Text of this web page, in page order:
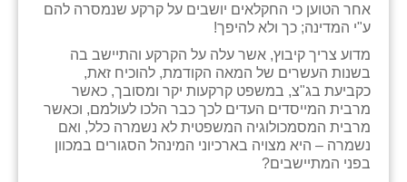
אחר הטוען כי החקלאים יושבים על קרקע שנמסרה להם
ע"י המדינה; כך ולא להיפך!
מדוע צריך קיבוץ, אשר עלה על הקרקע והתיישב בה
בשנות העשרים של המאה הקודמת, להוכיח זאת,
כקביעת בג"צ, במשפט קרקעות יקר ומסובך, כאשר
מרבית המייסדים העדים לכך כבר הלכו לעולמם, וכאשר
מרבית המסמכולוגיה המשפטית לא נשמרה כלל, ואם
נשמרה – היא מצויה בארכיוני המינהל הסגורים במכוון
בפני המתיישבים?
כפר שמריהו
מגשימים
מישר
מכורה
מנחמיה